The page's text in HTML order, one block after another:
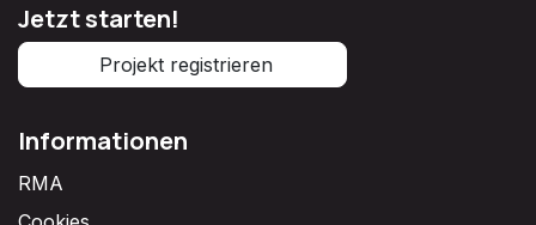
Jetzt starten!
Projekt registrieren
Informationen
RMA